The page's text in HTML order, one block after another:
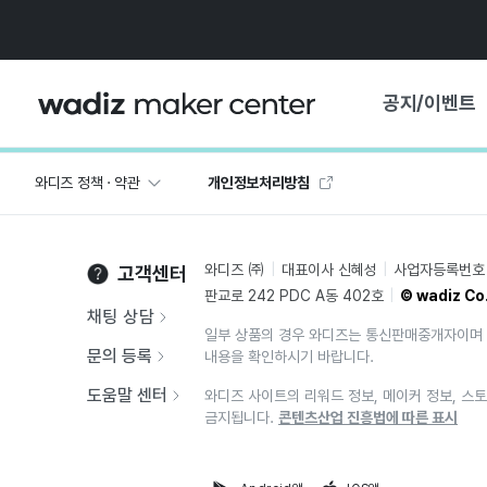
공지/이벤트
와디즈
마이 와디즈
중요 업데이트
보도자료
지원사업
와디즈 정책 · 약관 개인정보처리방침
고객센터
채팅 상담
문의 등록
도움말 센터
와디즈 ㈜ 대표이사 신혜성 사업자등록
판교로 242 PDC A동 402호
© wadiz
일부 상품의 경우 와디즈는 통신판매중개자이
내용을 확인하시기 바랍니다.
와디즈 사이트의 리워드 정보, 메이커 정보, 스
금지됩니다. 콘텐츠산업 진흥법에 따른 표시